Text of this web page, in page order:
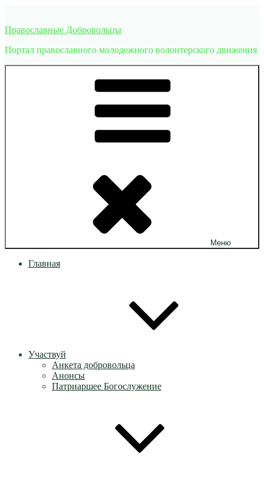
содержимому
Православные Добровольцы
Портал православного молодежного волонтерского движения
Меню
Главная
Участвуй
Анкета добровольца
Анонсы
Патриаршее Богослужение